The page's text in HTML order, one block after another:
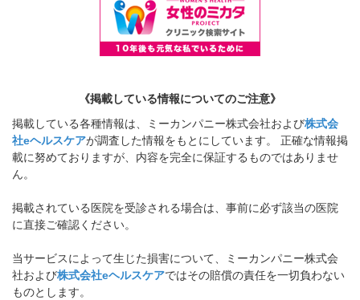
《掲載している情報についてのご注意》
掲載している各種情報は、ミーカンパニー株式会社および株式会
社eヘルスケアが調査した情報をもとにしています。 正確な情報掲
載に努めておりますが、内容を完全に保証するものではありませ
ん。
掲載されている医院を受診される場合は、事前に必ず該当の医院
に直接ご確認ください。
当サービスによって生じた損害について、ミーカンパニー株式会
社および株式会社eヘルスケアではその賠償の責任を一切負わない
ものとします。